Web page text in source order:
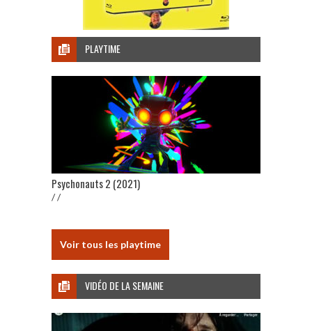
PLAYTIME
Psychonauts 2 (2021)
/ /
Voir tous les playtime
VIDÉO DE LA SEMAINE